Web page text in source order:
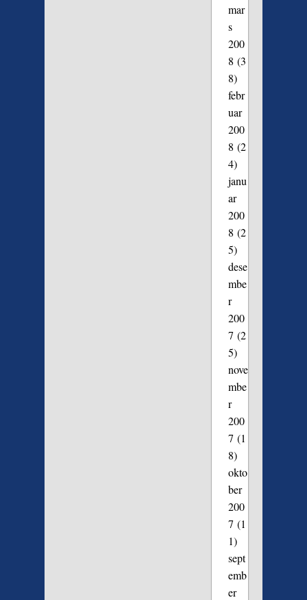
mar
s
200
8 (3
8)
febr
uar
200
8 (2
4)
janu
ar
200
8 (2
5)
dese
mbe
r
200
7 (2
5)
nove
mbe
r
200
7 (1
8)
okto
ber
200
7 (1
1)
sept
emb
er